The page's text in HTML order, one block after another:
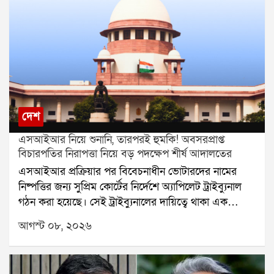
দেশ
এসআইআর নিয়ে শুনানি, তারপরই হুমকি! অবসরপ্রাপ্ত
বিচারপতির নিরাপত্তা নিয়ে বড় পদক্ষেপ শীর্ষ আদালতের
এসআইআর প্রক্রিয়ার পর বিবেচনাধীন ভোটারদের নামের
নিষ্পত্তির জন্য সুপ্রিম কোর্টের নির্দেশে অ্যাপিলেট ট্রাইব্যুনাল
গঠন করা হয়েছে। সেই ট্রাইব্যুনালের দায়িত্বে থাকা এক
অবসরপ্রাপ্ত বিচারপতির নিরাপত্তা নিয়ে এবার প্রশ্ন উঠল।
হুমকি, পথ দুর্ঘটনা এবং বাড়িতে চিঠি আসার অভিযোগের পর
বিষয়টি পৌঁছল সুপ্রিম কোর্টে। এবার নিরাপত্তার বিষয়টি
খতিয়ে দেখে প্রয়োজনীয় ব্যবস্থা নেওয়ার জন্য কলকাতা
আগস্ট ০৮, ২০২৬